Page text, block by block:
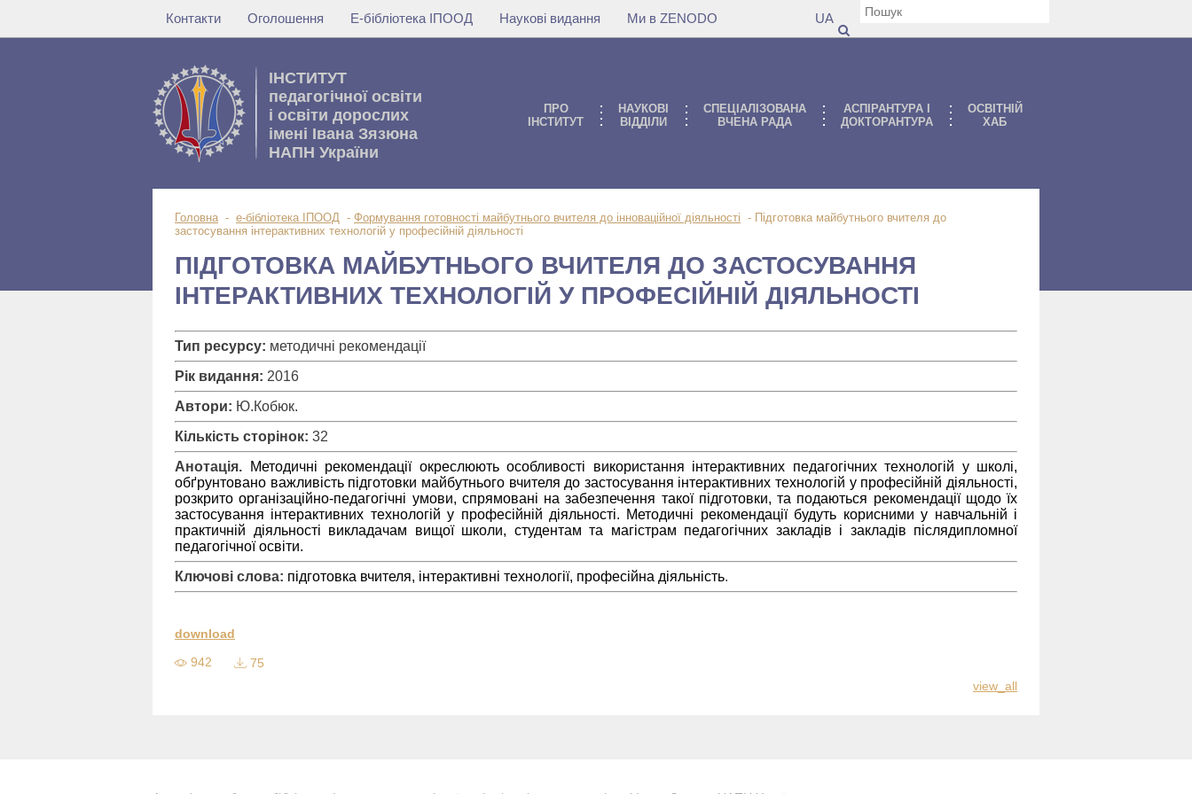
Контакти Оголошення Е-бібліотека ІПООД Наукові видання Ми в ZENODO UA
IНСТИТУТ
педагогічної освіти
i освiти дорослих
імені Івана Зязюна
НАПН України
ПРО
IНСТИТУТ
НАУКОВI
ВIДДIЛИ
СПЕЦІАЛІЗОВАНА
ВЧЕНА РАДА
АСПIРАНТУРА I
ДОКТОРАНТУРА
ОСВІТНІЙ
ХАБ
Головна- е-бібліотека ІПООД - Формування готовності майбутнього вчителя до інноваційної діяльності - Підготовка майбутнього вчителя до
застосування інтерактивних технологій у професійній діяльності
ПІДГОТОВКА МАЙБУТНЬОГО ВЧИТЕЛЯ ДО ЗАСТОСУВАННЯ
ІНТЕРАКТИВНИХ ТЕХНОЛОГІЙ У ПРОФЕСІЙНІЙ ДІЯЛЬНОСТІ
Тип ресурсу: методичні рекомендації
Рік видання: 2016
Автори: Ю.Кобюк.
Кількість сторінок: 32
Анотація.
Методичні рекомендації окреслюють особливості використання інтерактивних педагогічних технологій у школі,
обґрунтовано важливість підготовки майбутнього вчителя до застосування інтерактивних технологій у професійній діяльності,
розкрито організаційно-педагогічні умови, спрямовані на забезпечення такої підготовки, та подаються рекомендації щодо їх
застосування інтерактивних технологій у професійній діяльності. Методичні рекомендації будуть корисними у навчальній і
практичній діяльності викладачам вищої школи, студентам та магістрам педагогічних закладів і закладів післядипломної
педагогічної освіти.
Ключові слова: підготовка вчителя, інтерактивні технології, професійна діяльність.
download
942
75
view_all